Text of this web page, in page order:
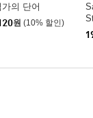
가의 단어
원 (10% 할인)